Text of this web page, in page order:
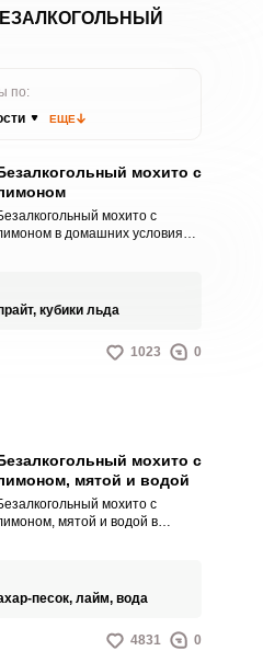
по:
ЕЩЕ
мохито с
мохито с
в домашних условиях –
коктейль по
нашему рецепту готовится без
будет актуален как для
кубики льда
1023 0
мохито с
мятой и водой
мохито с
мятой и водой в
порадует ваши
вкусовые рецепторы.
песок, лайм, вода
4831 0